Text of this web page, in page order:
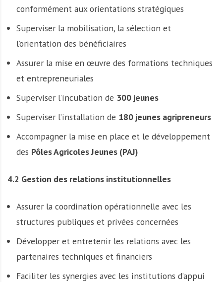
conformément aux orientations stratégiques
Superviser la mobilisation, la sélection et
l’orientation des bénéficiaires
Assurer la mise en œuvre des formations techniques
et entrepreneuriales
Superviser l’incubation de 300 jeunes
Superviser l’installation de 180 jeunes agripreneurs
Accompagner la mise en place et le développement
des Pôles Agricoles Jeunes (PAJ)
4.2 Gestion des relations institutionnelles
Assurer la coordination opérationnelle avec les
structures publiques et privées concernées
Développer et entretenir les relations avec les
partenaires techniques et financiers
Faciliter les synergies avec les institutions d’appui